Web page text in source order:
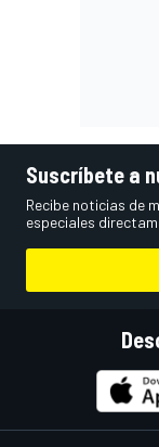
Suscríbete a
Recibe noticias de
especiales